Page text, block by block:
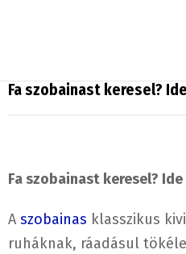
Fa szobainast keresel?
Fa szobainast keresel?
A szobainas klasszikus
ruháknak, ráadásul